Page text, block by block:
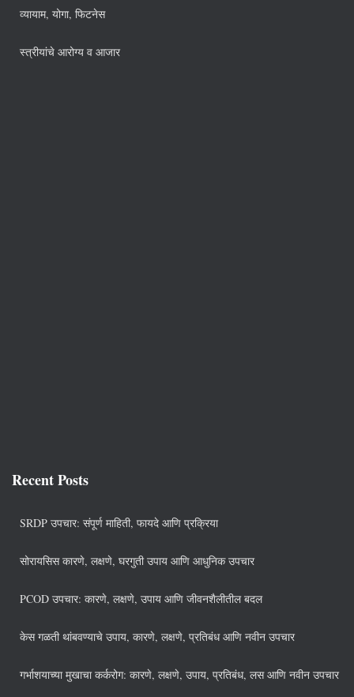
व्यायाम, योगा, फिटनेस
स्त्रीयांचे आरोग्य व आजार
Recent Posts
SRDP उपचार: संपूर्ण माहिती, फायदे आणि प्रक्रिया
सोरायसिस कारणे, लक्षणे, घरगुती उपाय आणि आधुनिक उपचार
PCOD उपचार: कारणे, लक्षणे, उपाय आणि जीवनशैलीतील बदल
केस गळती थांबवण्याचे उपाय, कारणे, लक्षणे, प्रतिबंध आणि नवीन उपचार
गर्भाशयाच्या मुखाचा कर्करोग: कारणे, लक्षणे, उपाय, प्रतिबंध, लस आणि नवीन उपचार